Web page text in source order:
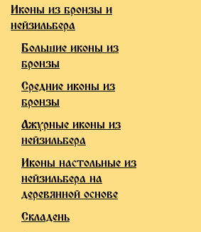
Иконы из бронзы и
нейзильбера
Большие иконы из
бронзы
Средние иконы из
бронзы
Ажурные иконы из
нейзильбера
Иконы настольные из
нейзильбера на
деревянной основе
Складень